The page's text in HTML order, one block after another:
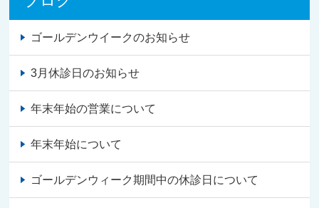
ゴールデンウイークのお知らせ
3月休診日のお知らせ
年末年始の営業について
年末年始について
ゴールデンウィーク期間中の休診日について